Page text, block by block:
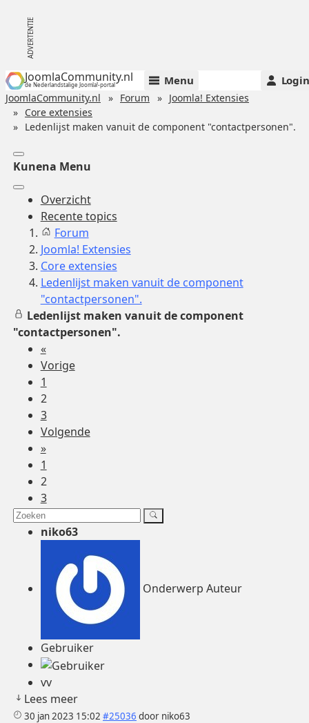
JoomlaCommunity.nl
de Nederlandstalige Joomla!-portal Menu Login
JoomlaCommunity.nl Forum
Joomla! Extensies
Core extensies
Ledenlijst maken vanuit de component "contactpersonen".
Kunena Menu
Overzicht
Recente topics
Forum
Joomla! Extensies
Core extensies
Ledenlijst maken vanuit de component
"contactpersonen".
Ledenlijst maken vanuit de component
"contactpersonen".
«
Vorige
1
2
3
Volgende
»
1
2
3
niko63
Onderwerp Auteur
Gebruiker
vv
Lees meer
30 jan 2023 15:02 #25036 door niko63